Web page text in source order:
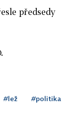
předsedy
#lež #politika